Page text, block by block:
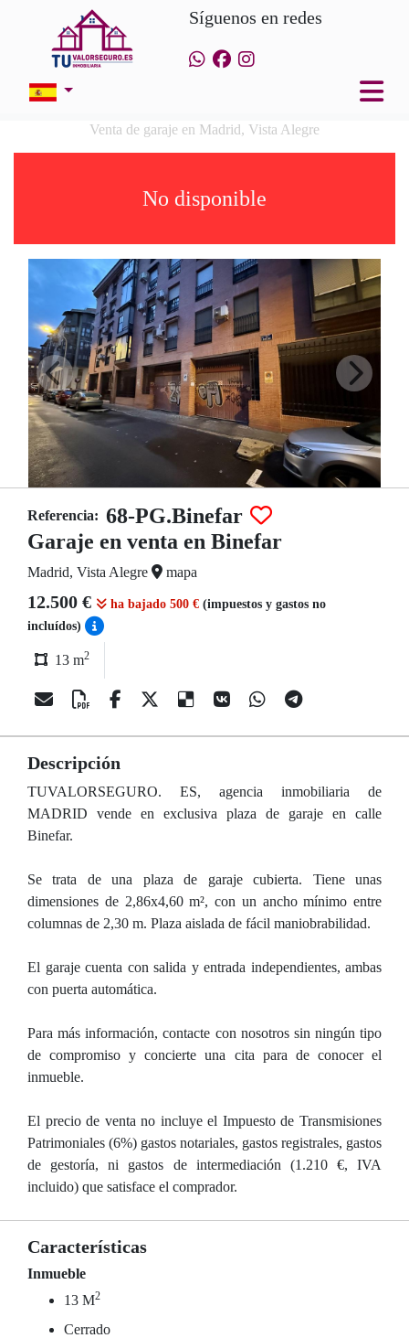
Síguenos en redes
Venta de garaje en Madrid, Vista Alegre
No disponible
Referencia: 68-PG.Binefar
Garaje en venta en Binefar
Madrid, Vista Alegre mapa
12.500 € ha bajado 500 € (impuestos y gastos no
incluídos)
13 m2
Descripción
TUVALORSEGURO. ES, agencia inmobiliaria de
MADRID vende en exclusiva plaza de garaje en calle
Binefar.
Se trata de una plaza de garaje cubierta. Tiene unas
dimensiones de 2,86x4,60 m², con un ancho mínimo entre
columnas de 2,30 m. Plaza aislada de fácil maniobrabilidad.
El garaje cuenta con salida y entrada independientes, ambas
con puerta automática.
Para más información, contacte con nosotros sin ningún tipo
de compromiso y concierte una cita para de conocer el
inmueble.
El precio de venta no incluye el Impuesto de Transmisiones
Patrimoniales (6%) gastos notariales, gastos registrales, gastos
de gestoría, ni gastos de intermediación (1.210 €, IVA
incluido) que satisface el comprador.
Características
Inmueble
13 M2
Cerrado